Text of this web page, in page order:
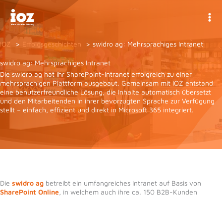
Inhalt
springen
IOZ Erfolgsgeschichten swidro ag: Mehrsprachiges Intranet
swidro ag: Mehrsprachiges Intranet
Die swidro ag hat ihr SharePoint-Intranet erfolgreich zu einer
mehrsprachigen Plattform ausgebaut. Gemeinsam mit IOZ entstand
eine benutzerfreundliche Lösung, die Inhalte automatisch übersetzt
und den Mitarbeitenden in ihrer bevorzugten Sprache zur Verfügung
stellt – einfach, effizient und direkt in Microsoft 365 integriert.
Die swidro ag betreibt ein umfangreiches Intranet auf Basis von
SharePoint Online , in welchem auch ihre ca. 150 B2B-Kunden